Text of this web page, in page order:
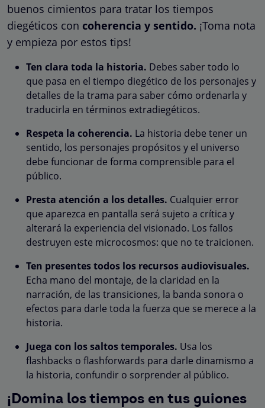
buenos cimientos para tratar los tiempos
diegéticos con coherencia y sentido. ¡Toma nota
y empieza por estos tips!
Ten clara toda la historia. Debes saber todo lo
que pasa en el tiempo diegético de los personajes y
detalles de la trama para saber cómo ordenarla y
traducirla en términos extradiegéticos.
Respeta la coherencia. La historia debe tener un
sentido, los personajes propósitos y el universo
debe funcionar de forma comprensible para el
público.
Presta atención a los detalles. Cualquier error
que aparezca en pantalla será sujeto a crítica y
alterará la experiencia del visionado. Los fallos
destruyen este microcosmos: que no te traicionen.
Ten presentes todos los recursos audiovisuales.
Echa mano del montaje, de la claridad en la
narración, de las transiciones, la banda sonora o
efectos para darle toda la fuerza que se merece a la
historia.
Juega con los saltos temporales. Usa los
flashbacks o flashforwards para darle dinamismo a
la historia, confundir o sorprender al público.
¡Domina los tiempos en tus guiones